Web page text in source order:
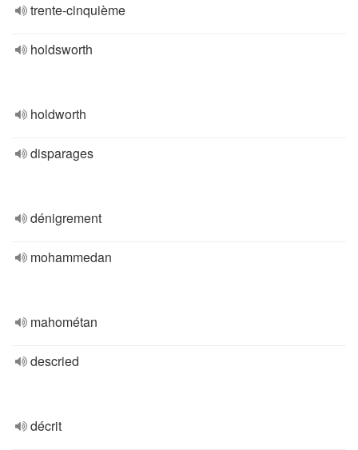
trente-cinquième
holdsworth
holdworth
disparages
dénigrement
mohammedan
mahométan
descried
décrit